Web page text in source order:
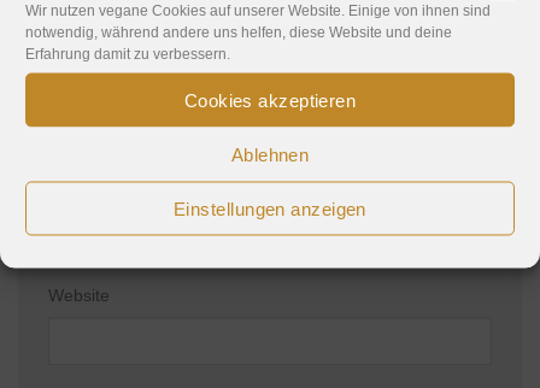
Wir nutzen vegane Cookies auf unserer Website. Einige von ihnen sind
notwendig, während andere uns helfen, diese Website und deine
Erfahrung damit zu verbessern.
Cookies akzeptieren
Ablehnen
Einstellungen anzeigen
Name*
E-Mail-Adresse*
Website